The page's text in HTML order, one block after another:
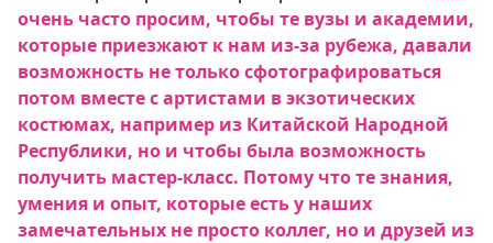
очень часто просим, чтобы те вузы и академии,
которые приезжают к нам из-за рубежа, давали
возможность не только сфотографироваться
потом вместе с артистами в экзотических
костюмах, например из Китайской Народной
Республики, но и чтобы была возможность
получить мастер-класс. Потому что те знания,
умения и опыт, которые есть у наших
замечательных не просто коллег, но и друзей из